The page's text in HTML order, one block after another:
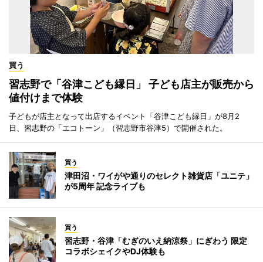
買う
習志野で「谷津こども縁日」 子ども店主が販売から
値付けまで体験
子どもが店主となって出店するイベント「谷津こども縁日」が8月2
日、習志野の「エコトーン」（習志野市谷津5）で開催された。
買う
津田沼・ワイがや通りのセレクト雑貨店「ユニテ」
が5周年 記念ライブも
買う
習志野・谷津「むぎのいえ納涼祭」にぎわう 限定
コラボシェイクやDJ体験も